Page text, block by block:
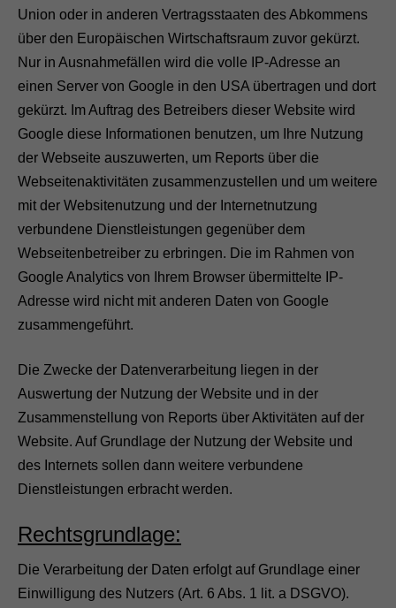
Union oder in anderen Vertragsstaaten des Abkommens
über den Europäischen Wirtschaftsraum zuvor gekürzt.
Nur in Ausnahmefällen wird die volle IP-Adresse an
einen Server von Google in den USA übertragen und dort
gekürzt. Im Auftrag des Betreibers dieser Website wird
Google diese Informationen benutzen, um Ihre Nutzung
der Webseite auszuwerten, um Reports über die
Webseitenaktivitäten zusammenzustellen und um weitere
mit der Websitenutzung und der Internetnutzung
verbundene Dienstleistungen gegenüber dem
Webseitenbetreiber zu erbringen. Die im Rahmen von
Google Analytics von Ihrem Browser übermittelte IP-
Adresse wird nicht mit anderen Daten von Google
zusammengeführt.
Die Zwecke der Datenverarbeitung liegen in der
Auswertung der Nutzung der Website und in der
Zusammenstellung von Reports über Aktivitäten auf der
Website. Auf Grundlage der Nutzung der Website und
des Internets sollen dann weitere verbundene
Dienstleistungen erbracht werden.
Rechtsgrundlage:
Die Verarbeitung der Daten erfolgt auf Grundlage einer
Einwilligung des Nutzers (Art. 6 Abs. 1 lit. a DSGVO).